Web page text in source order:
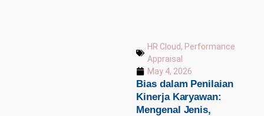
HR Cloud, Performance
Appraisal
May 4, 2026
Bias dalam Penilaian
Kinerja Karyawan:
Mengenal Jenis,